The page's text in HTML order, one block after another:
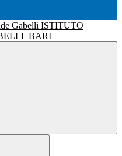
ISTITUTO
BARI